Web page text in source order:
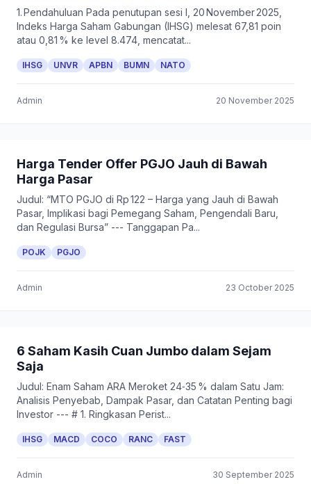
1. Pendahuluan Pada penutupan sesi I, 20 November 2025,
Indeks Harga Saham Gabungan (IHSG) melesat 67,81 poin
atau 0,81 % ke level 8.474, mencatat...
IHSG UNVR APBN BUMN NATO
Admin 20 November 2025
Harga Tender Offer PGJO Jauh di Bawah
Harga Pasar
Judul: “MTO PGJO di Rp 122 – Harga yang Jauh di Bawah
Pasar, Implikasi bagi Pemegang Saham, Pengendali Baru,
dan Regulasi Bursa” --- Tanggapan Pa...
POJK PGJO
Admin 23 October 2025
6 Saham Kasih Cuan Jumbo dalam Sejam
Saja
Judul: Enam Saham ARA Meroket 24‑35 % dalam Satu Jam:
Analisis Penyebab, Dampak Pasar, dan Catatan Penting bagi
Investor --- # 1. Ringkasan Perist...
IHSG MACD COCO RANC FAST
Admin 30 September 2025